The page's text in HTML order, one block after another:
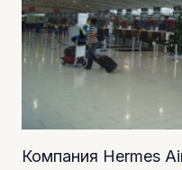
Компания Hermes